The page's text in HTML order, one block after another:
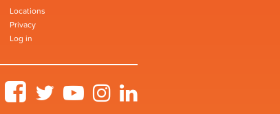
Locations
Privacy
Log in
FacebookTwitter YouTubeInstagram